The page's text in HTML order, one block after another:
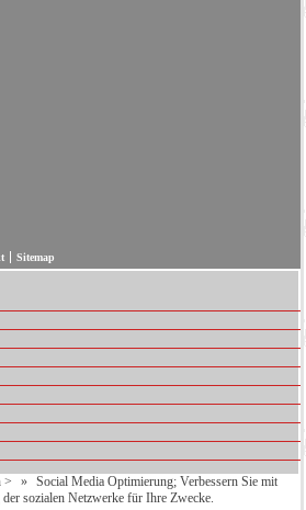
Sitemap
>
Social Media Optimierung; Verbessern Sie mit
sozialen Netzwerke für Ihre Zwecke.